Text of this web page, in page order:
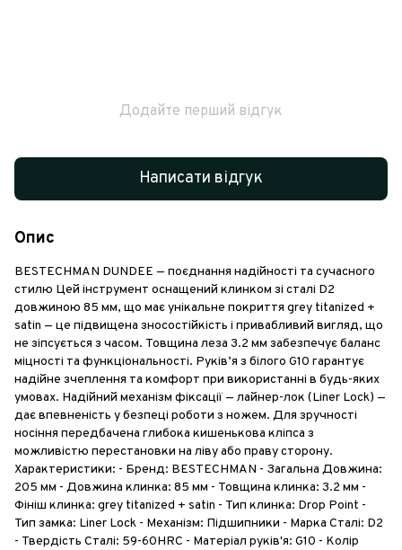
Додайте перший відгук
Написати відгук
Опис
BESTECHMAN DUNDEE — поєднання надійності та сучасного
стилю Цей інструмент оснащений клинком зі сталі D2
довжиною 85 мм, що має унікальне покриття grey titanized +
satin — це підвищена зносостійкість і привабливий вигляд, що
не зіпсується з часом. Товщина леза 3.2 мм забезпечує баланс
міцності та функціональності. Руків’я з білого G10 гарантує
надійне зчеплення та комфорт при використанні в будь-яких
умовах. Надійний механізм фіксації — лайнер-лок (Liner Lock) —
дає впевненість у безпеці роботи з ножем. Для зручності
носіння передбачена глибока кишенькова кліпса з
можливістю перестановки на ліву або праву сторону.
Характеристики: - Бренд: BESTECHMAN - Загальна Довжина:
205 мм - Довжина клинка: 85 мм - Товщина клинка: 3.2 мм -
Фініш клинка: grey titanized + satin - Тип клинка: Drop Point -
Тип замка: Liner Lock - Механізм: Підшипники - Марка Сталі: D2
- Твердість Сталі: 59-60HRC - Матеріал руків'я: G10 - Колір